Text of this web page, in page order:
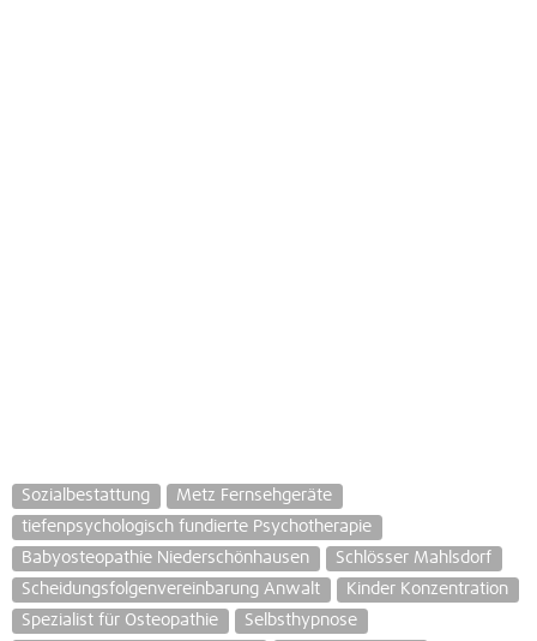
Sozialbestattung
Metz Fernsehgeräte
tiefenpsychologisch fundierte Psychotherapie
Babyosteopathie Niederschönhausen
Schlösser Mahlsdorf
Scheidungsfolgenvereinbarung Anwalt
Kinder Konzentration
Spezialist für Osteopathie
Selbsthypnose